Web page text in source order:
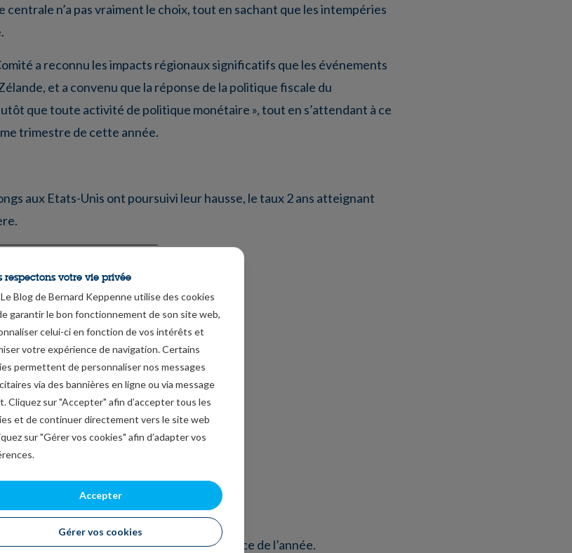
centrale n’a pas vraiment le choix, tout en sachant que les intempéries
a reconnu les impacts régionaux significatifs que les événements
et a convenu que la réponse de la politique fiscale du
que toute activité de politique monétaire », tout en s’attendant à ce
trimestre de cette année.
aux Etats-Unis ont poursuivi leur hausse, le taux 2 ans atteignant
qui encaisse même sa pire séance de l’année.
respectons votre vie privée
Blog de Bernard Keppenne utilise des cookies
garantir le bon fonctionnement de son site web,
celui-ci en fonction de vos intérêts et
votre expérience de navigation. Certains
permettent de personnaliser nos messages
via des bannières en ligne ou via message
Cliquez sur "Accepter" afin d’accepter tous les
et de continuer directement vers le site web
sur "Gérer vos cookies" afin d’adapter vos
Accepter
Gérer vos cookies